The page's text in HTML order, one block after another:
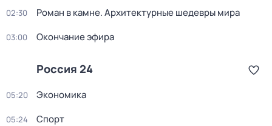
02:30 Роман в камне. Архитектурные шедевры мира
03:00 Окончание эфира
Россия 24
05:20 Экономика
05:24 Спорт